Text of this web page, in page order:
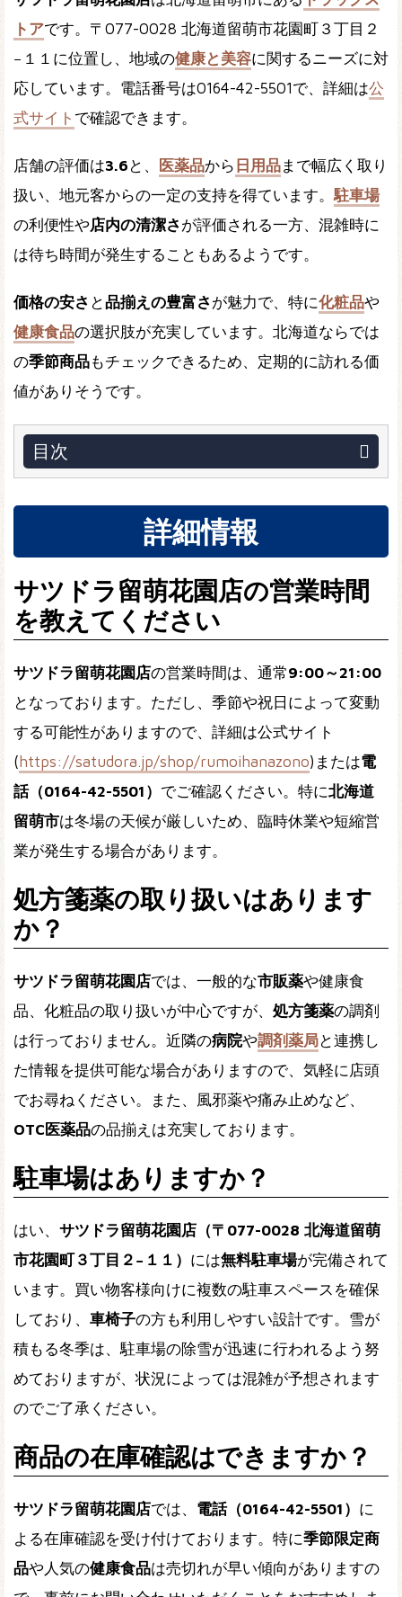
トアです。〒077-0028 北海道留萌市花園町３丁目２
−１１に位置し、地域の健康と美容に関するニーズに対
応しています。電話番号は0164-42-5501で、詳細は公
式サイト で確認できます。
店舗の評価は3.6 と、 医薬品から 日用品まで幅広く取り
扱い、地元客からの一定の支持を得ています。 駐車場
の利便性や店内の清潔さが評価される一方、混雑時に
は待ち時間が発生することもあるようです。
価格の安さ と品揃えの豊富さが魅力で、特に化粧品や
健康食品の選択肢が充実しています。北海道ならでは
の季節商品もチェックできるため、定期的に訪れる価
値がありそうです。
目次
詳細情報
サツドラ留萌花園店の営業時間
を教えてください
サツドラ留萌花園店の営業時間は、通常9:00～21:00
となっております。ただし、季節や祝日によって変動
する可能性がありますので、詳細は公式サイト
(https://satudora.jp/shop/rumoihanazono)または電
話（0164-42-5501） でご確認ください。特に北海道
留萌市は冬場の天候が厳しいため、臨時休業や短縮営
業が発生する場合があります。
処方箋薬の取り扱いはあります
か？
サツドラ留萌花園店では、一般的な市販薬や健康食
品、化粧品の取り扱いが中心ですが、 処方箋薬の調剤
は行っておりません。近隣の病院や調剤薬局と連携し
た情報を提供可能な場合がありますので、気軽に店頭
でお尋ねください。また、風邪薬や痛み止めなど、
OTC医薬品の品揃えは充実しております。
駐車場はありますか？
はい、 サツドラ留萌花園店（〒077-0028 北海道留萌
市花園町３丁目２−１１） には無料駐車場が完備されて
います。買い物客様向けに複数の駐車スペースを確保
しており、 車椅子の方も利用しやすい設計です。雪が
積もる冬季は、駐車場の除雪が迅速に行われるよう努
めておりますが、状況によっては混雑が予想されます
のでご了承ください。
商品の在庫確認はできますか？
サツドラ留萌花園店では、 電話（0164-42-5501） に
よる在庫確認を受け付けております。特に季節限定商
品や人気の健康食品は売切れが早い傾向がありますの